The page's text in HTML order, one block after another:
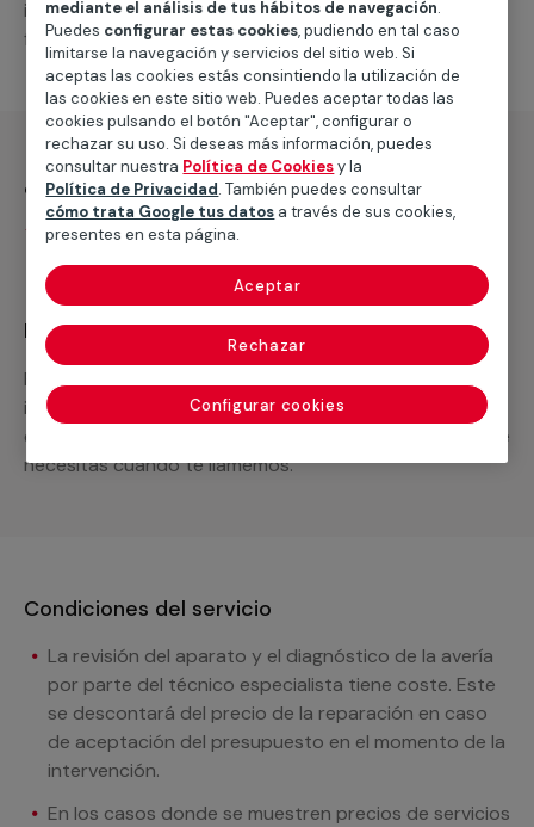
intervenciones a realizar, o la mano de obra que hará
falta para completar tu proyecto.
¿Qué incluye?
Desplazamiento
Recuerda que en MULTIMAP
Podemos ofrecer cualquier servicio a medida
incluyendo todo lo que necesites: materiales,
equipamientos, electrodomésticos, etc. Cuéntanos que
necesitas cuando te llamemos.
Condiciones del servicio
La revisión del aparato y el diagnóstico de la avería
por parte del técnico especialista tiene coste. Este
se descontará del precio de la reparación en caso
de aceptación del presupuesto en el momento de la
intervención.
En los casos donde se muestren precios de servicios
mediante el análisis de tus hábitos de navegación.
Puedes configurar estas cookies, pudiendo en tal caso
limitarse la navegación y servicios del sitio web. Si
aceptas las cookies estás consintiendo la utilización de
las cookies en este sitio web. Puedes aceptar todas las
cookies pulsando el botón "Aceptar", configurar o
rechazar su uso. Si deseas más información, puedes
consultar nuestra Política de Cookiesy la
Política de Privacidad. También puedes consultar
cómo trata Google tus datos a través de sus cookies,
presentes en esta página.
Configurar cookies
Rechazar
Aceptar